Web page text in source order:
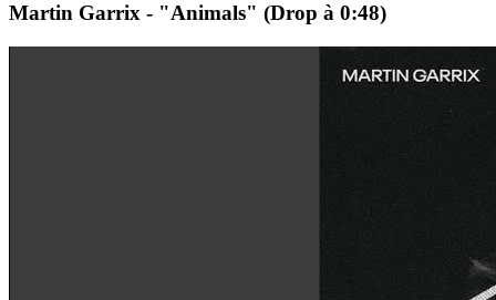
Martin Garrix - "Animals" (Drop à 0:48)